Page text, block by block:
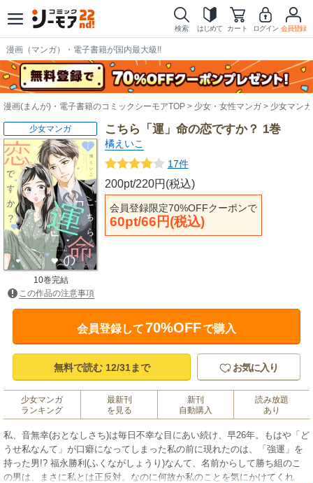
検索 はじめて カート ログイン 会員登録
漫画（マンガ）・電子書籍が国内最大級!!
漫画(まんが)・電子書籍のコミックシーモアTOP 少女・女性マンガ 少女マンガ
こちら「運」命の恋ですか？ 1巻
橘えいこ
17件
200pt/220円(税込)
会員登録限定70%OFFクーポンで
60pt/66円(税込)
少女マンガ
10巻完結
この作品の注意事項
会員登録して70%OFFで購入
無料で読む 12/31まで お気に入り
少女マンガ
ランキング
最新刊
を見る
新刊
自動購入
読み放題
あり
私、音無幸(おとなしさち)は毎日不幸な目にあい続け、早26年。もはや「ど
うせ私なんて」が口癖になってしまった私の前に現れたのは、「強運」を
持った男!? 福永勝利(ふくながしょうり)なんて、名前からして勝ち組のこ
の男は、まさに私とは正反対。なのに何故か私のことを気にかけてくれ